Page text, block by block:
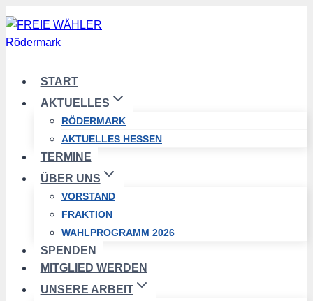
Zum
Inhalt
springen
START
AKTUELLES
RÖDERMARK
AKTUELLES HESSEN
TERMINE
ÜBER UNS
VORSTAND
FRAKTION
WAHLPROGRAMM 2026
SPENDEN
MITGLIED WERDEN
UNSERE ARBEIT